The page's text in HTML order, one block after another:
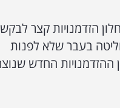
הזדמנויות קצר לבקש
בעבר שלא לפנות
ההזדמנויות החדש